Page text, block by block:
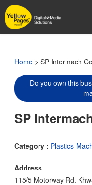
Skip
to
main
Home > SP Intermach
Do you own this
SP
Category : Plastics-
Address
115/5 Motorway Rd.